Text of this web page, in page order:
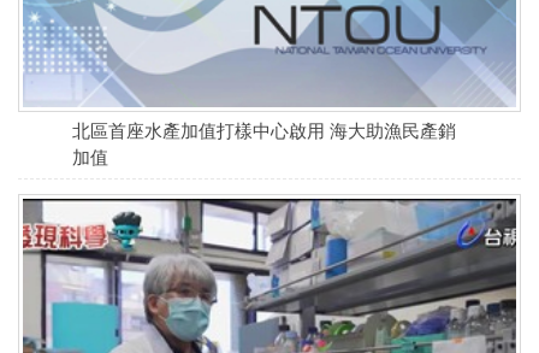
北區首座水產加值打樣中心啟用 海大助漁民產銷
加值